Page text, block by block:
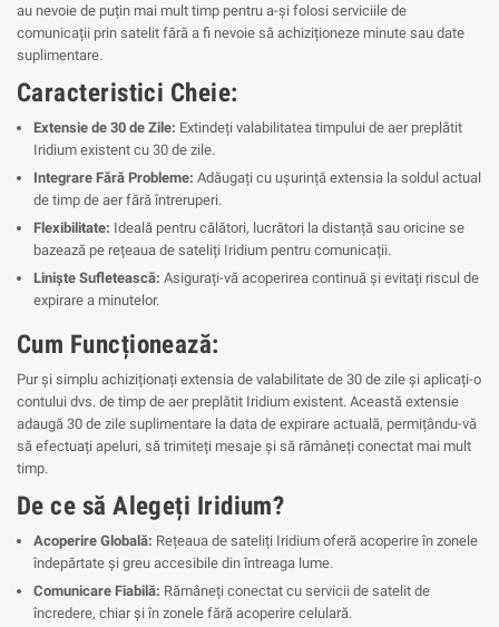
au nevoie de puțin mai mult timp pentru a-și folosi serviciile de
comunicații prin satelit fără a fi nevoie să achiziționeze minute sau date
suplimentare.
Caracteristici Cheie:
Extensie de 30 de Zile: Extindeți valabilitatea timpului de aer preplătit
Iridium existent cu 30 de zile.
Integrare Fără Probleme: Adăugați cu ușurință extensia la soldul actual
de timp de aer fără întreruperi.
Flexibilitate: Ideală pentru călători, lucrători la distanță sau oricine se
bazează pe rețeaua de sateliți Iridium pentru comunicații.
Liniște Sufletească: Asigurați-vă acoperirea continuă și evitați riscul de
expirare a minutelor.
Cum Funcționează:
Pur și simplu achiziționați extensia de valabilitate de 30 de zile și aplicați-o
contului dvs. de timp de aer preplătit Iridium existent. Această extensie
adaugă 30 de zile suplimentare la data de expirare actuală, permițându-vă
să efectuați apeluri, să trimiteți mesaje și să rămâneți conectat mai mult
timp.
De ce să Alegeți Iridium?
Acoperire Globală: Rețeaua de sateliți Iridium oferă acoperire în zonele
îndepărtate și greu accesibile din întreaga lume.
Comunicare Fiabilă: Rămâneți conectat cu servicii de satelit de
încredere, chiar și în zonele fără acoperire celulară.